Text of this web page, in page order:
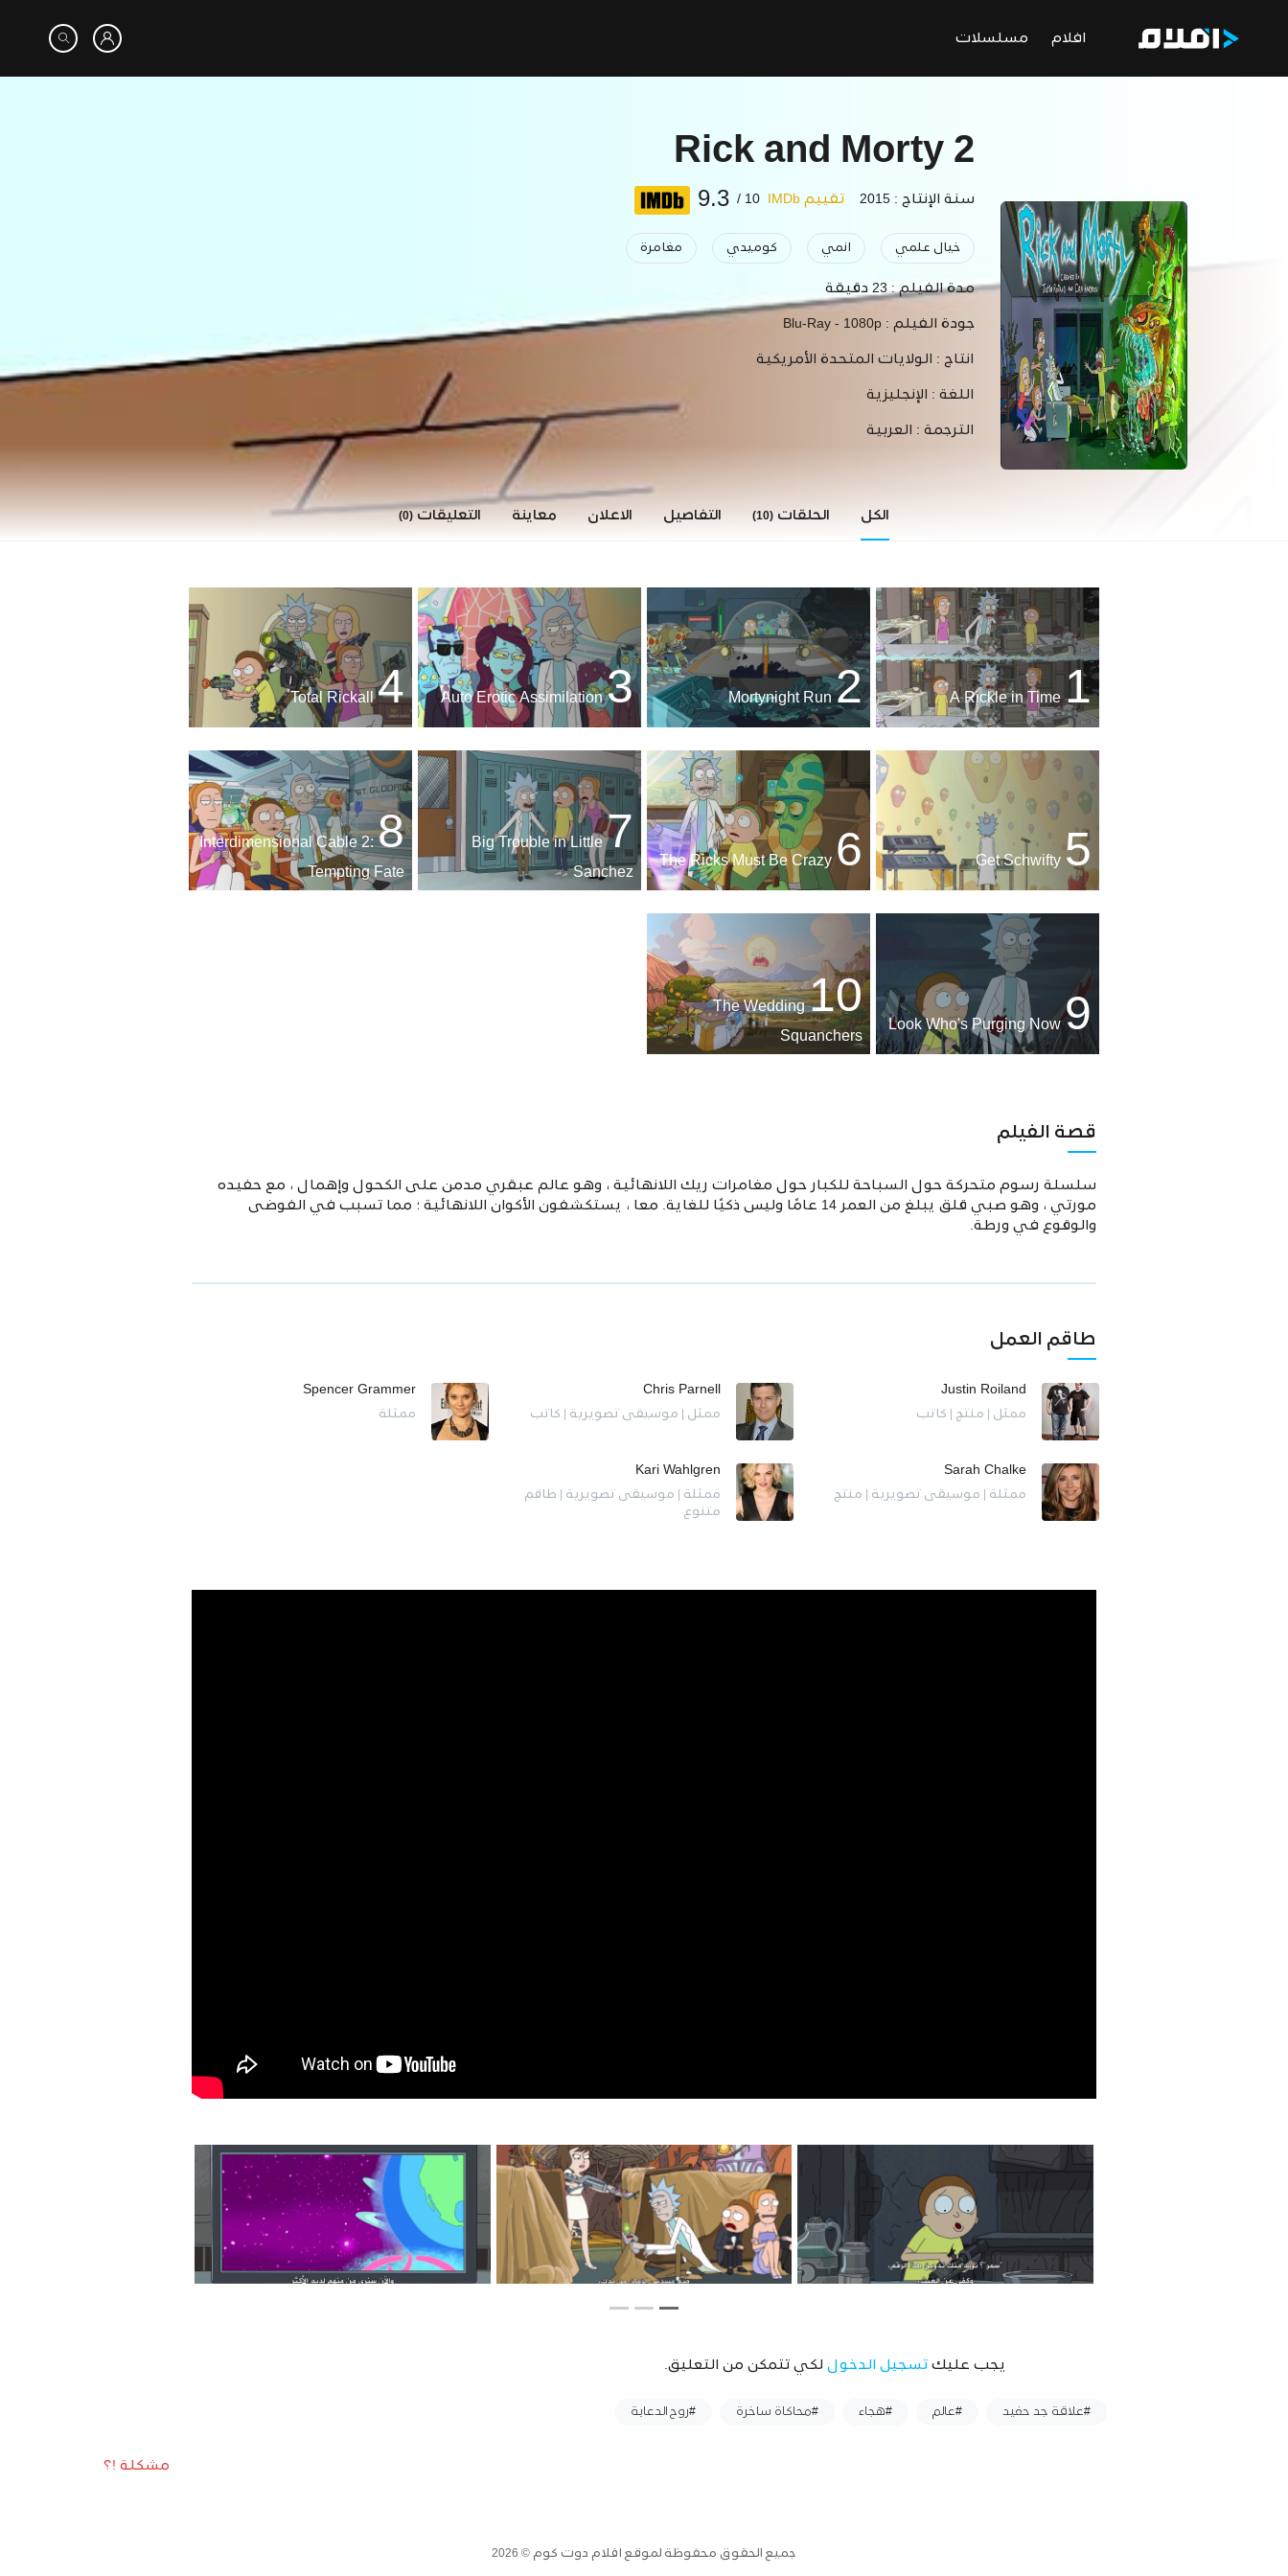
افلام مسلسلات
Rick and Morty 2
سنة الإنتاج : 2015 تقييم IMDb 10 /
9.3
خيال علمي انمي كوميدي مغامرة
مدة الفيلم : 23 دقيقة
جودة الفيلم :Blu-Ray - 1080p
انتاج : الولايات المتحدة الأمريكية
اللغة : الإنجليزية
الترجمة : العربية
الكل الحلقات (10) التفاصيل الاعلان معاينة التعليقات (0)
1
A Rickle in Time
2
Mortynight Run
3
Auto Erotic Assimilation
4
Total Rickall
5
6
7
Big Trouble in Little
Sanchez
8
Interdimensional Cable 2:
Tempting Fate
9
Look Who's Purging Now
10
The Wedding
Squanchers
قصة الفيلم
سلسلة رسوم متحركة حول السباحة للكبار حول مغامرات ريك اللانهائية ، وهو عالم عبقري مدمن على الكحول وإهمال ، مع حفيده
مورتي ، وهو صبي قلق يبلغ من العمر 14 عامًا وليس ذكيًا للغاية. معا ، يستكشفون الأكوان اللانهائية ؛ مما تسبب في الفوضى
والوقوع في ورطة.
طاقم العمل
Justin Roiland
ممثل | منتج | كاتب
Chris Parnell
ممثل | موسيقى تصويرية | كاتب
Spencer Grammer
ممثلة
Sarah Chalke
ممثلة | موسيقى تصويرية | منتج
Kari Wahlgren
ممثلة | موسيقى تصويرية | طاقم
متنوع
يجب عليك تسجيل الدخول لكي تتمكن من التعليق.
#علاقة جد حفيد #عالم #هجاء #محاكاة ساخرة #روح الدعابة
مشكلة !؟
جميع الحقوق محفوظة لموقع افلام دوت كوم © 2026